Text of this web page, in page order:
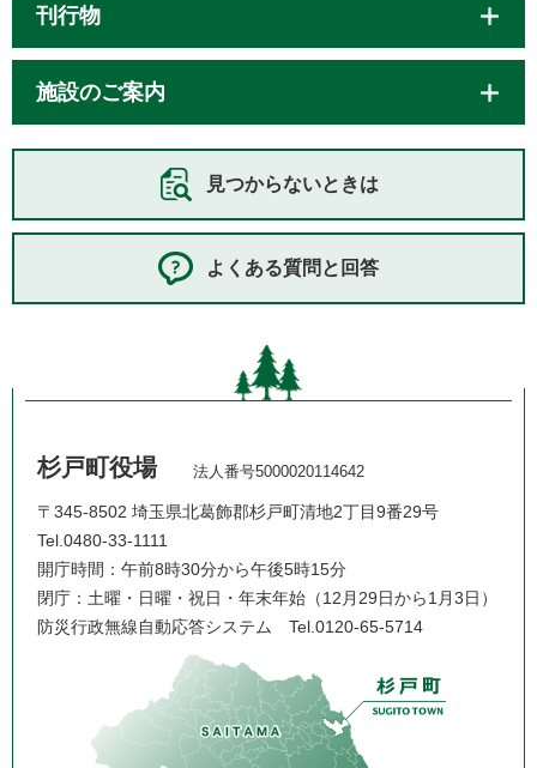
刊行物
施設のご案内
見つからないときは
よくある質問と回答
杉戸町役場 法人番号5000020114642
〒345-8502 埼玉県北葛飾郡杉戸町清地2丁目9番29号
Tel.0480-33-1111
開庁時間：午前8時30分から午後5時15分
閉庁：土曜・日曜・祝日・年末年始（12月29日から1月3日）
防災行政無線自動応答システム Tel.0120-65-5714